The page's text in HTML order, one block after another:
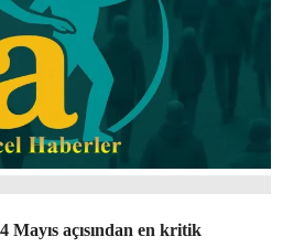
Mayıs açısından en kritik